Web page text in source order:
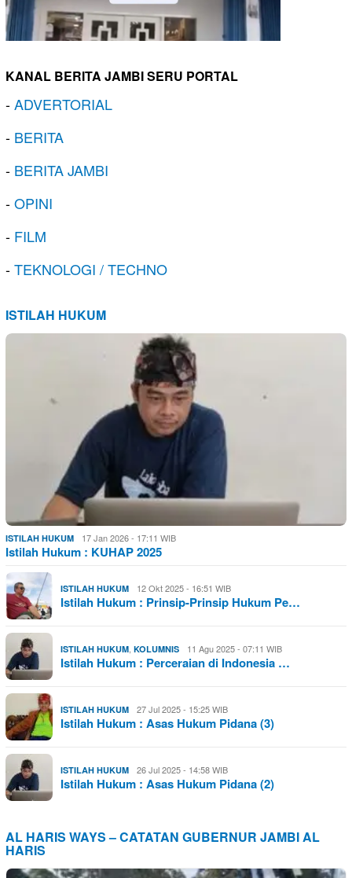
KANAL BERITA JAMBI SERU PORTAL
-ADVERTORIAL
- BERITA
- BERITA JAMBI
-OPINI
- FILM
-TEKNOLOGI / TECHNO
ISTILAH HUKUM
ISTILAH HUKUM 17 Jan 2026 - 17:11 WIB
Istilah Hukum : KUHAP 2025
ISTILAH HUKUM 12 Okt 2025 - 16:51 WIB
Istilah Hukum : Prinsip-Prinsip Hukum Pe…
ISTILAH HUKUM, KOLUMNIS 11 Agu 2025 - 07:11 WIB
Istilah Hukum : Perceraian di Indonesia …
ISTILAH HUKUM 27 Jul 2025 - 15:25 WIB
Istilah Hukum : Asas Hukum Pidana (3)
ISTILAH HUKUM 26 Jul 2025 - 14:58 WIB
Istilah Hukum : Asas Hukum Pidana (2)
AL HARIS WAYS – CATATAN GUBERNUR JAMBI AL
HARIS